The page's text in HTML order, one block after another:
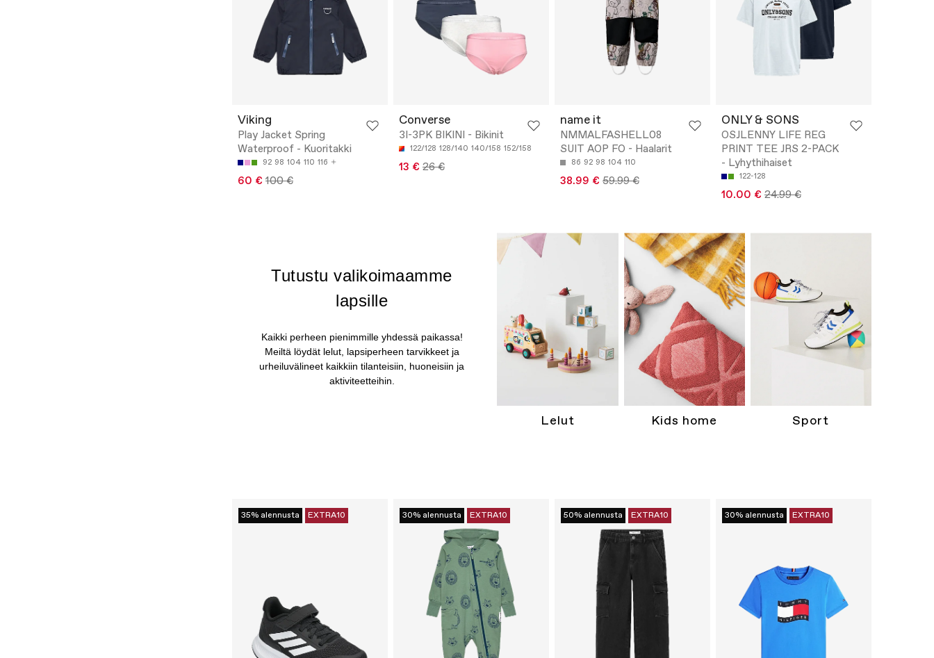
Viking
Play Jacket Spring
Waterproof - Kuoritakki
92 98 104 110 116
60 € 100 €
Converse
3I-3PK BIKINI - Bikinit
122/128 128/140 140/158 152/158
13 € 26 €
name it
NMMALFASHELL08
SUIT AOP FO - Haalarit
86 92 98 104 110
38.99 € 59.99 €
ONLY & SONS
OSJLENNY LIFE REG
PRINT TEE JRS 2-PACK
- Lyhythihaiset
122-128
10.00 € 24.99 €
35% alennusta EXTRA10 30% alennusta EXTRA10 50% alennusta EXTRA10 30% alennusta EXTRA10
Tutustu valikoimaamme
lapsille
Kaikki perheen pienimmille yhdessä paikassa!
Meiltä löydät lelut, lapsiperheen tarvikkeet ja
urheiluvälineet kaikkiin tilanteisiin, huoneisiin ja
aktiviteetteihin.
Lelut Kids home Sport